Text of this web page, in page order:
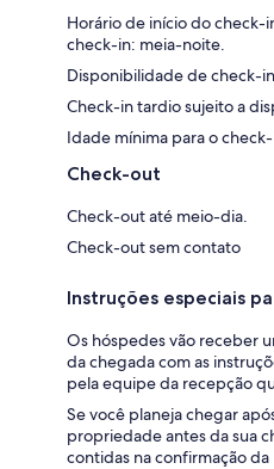
Horário de início do check-
check-in: meia-noite.
Disponibilidade de check-
Check-in tardio sujeito a
Idade mínima para o check-
Check-out
Check-out até meio-dia.
Check-out sem contato
Instruções especiais
Os hóspedes vão receber
da chegada com as
pela equipe da recepção
Se você planeja chegar
propriedade antes da sua
contidas na confirmação da